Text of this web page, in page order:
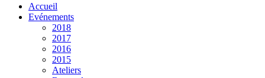
Accueil
Evénements
2018
2017
2016
2015
Ateliers